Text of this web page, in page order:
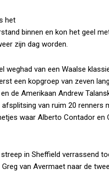
het
binnen en kon het geel
zijn dag worden.
van een Waalse
een kopgroep van zeven
de Amerikaan Andrew
van ruim 20 renners
waar Alberto Contador en
in Sheffield verrassend
van Avermaet naar de